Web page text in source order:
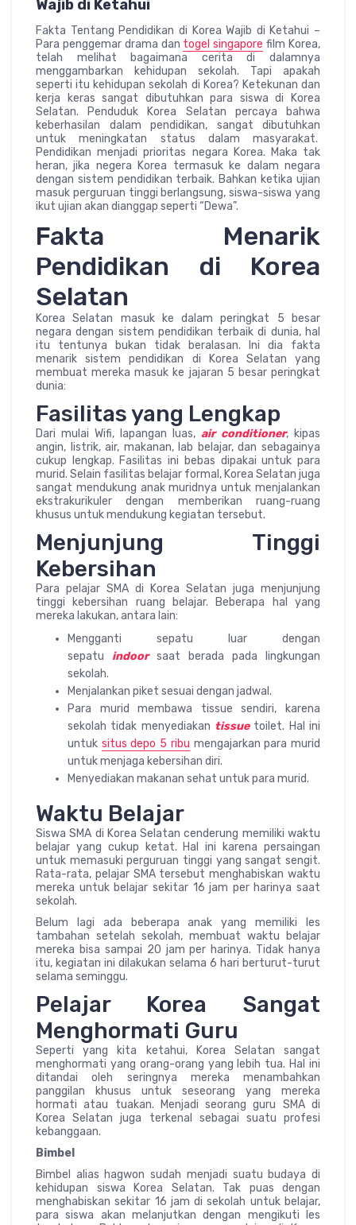
Wajib di Ketahui
Fakta Tentang Pendidikan di Korea Wajib di Ketahui –
Para penggemar drama dan togel singapore film Korea,
telah melihat bagaimana cerita di dalamnya
menggambarkan kehidupan sekolah. Tapi apakah
seperti itu kehidupan sekolah di Korea? Ketekunan dan
kerja keras sangat dibutuhkan para siswa di Korea
Selatan. Penduduk Korea Selatan percaya bahwa
keberhasilan dalam pendidikan, sangat dibutuhkan
untuk meningkatan status dalam masyarakat.
Pendidikan menjadi prioritas negara Korea. Maka tak
heran, jika negera Korea termasuk ke dalam negara
dengan sistem pendidikan terbaik. Bahkan ketika ujian
masuk perguruan tinggi berlangsung, siswa-siswa yang
ikut ujian akan dianggap seperti “Dewa”.
Fakta Menarik
Pendidikan di Korea
Selatan
Korea Selatan masuk ke dalam peringkat 5 besar
negara dengan sistem pendidikan terbaik di dunia, hal
itu tentunya bukan tidak beralasan. Ini dia fakta
menarik sistem pendidikan di Korea Selatan yang
membuat mereka masuk ke jajaran 5 besar peringkat
dunia:
Fasilitas yang Lengkap
Dari mulai Wifi, lapangan luas, air conditioner, kipas
angin, listrik, air, makanan, lab belajar, dan sebagainya
cukup lengkap. Fasilitas ini bebas dipakai untuk para
murid. Selain fasilitas belajar formal, Korea Selatan juga
sangat mendukung anak muridnya untuk menjalankan
ekstrakurikuler dengan memberikan ruang-ruang
khusus untuk mendukung kegiatan tersebut.
Menjunjung Tinggi
Kebersihan
Para pelajar SMA di Korea Selatan juga menjunjung
tinggi kebersihan ruang belajar. Beberapa hal yang
mereka lakukan, antara lain:
Mengganti sepatu luar dengan
sepatu indoor saat berada pada lingkungan
sekolah.
Menjalankan piket sesuai dengan jadwal.
Para murid membawa tissue sendiri, karena
sekolah tidak menyediakan tissue toilet. Hal ini
untuk situs depo 5 ribu mengajarkan para murid
untuk menjaga kebersihan diri.
Menyediakan makanan sehat untuk para murid.
Waktu Belajar
Siswa SMA di Korea Selatan cenderung memiliki waktu
belajar yang cukup ketat. Hal ini karena persaingan
untuk memasuki perguruan tinggi yang sangat sengit.
Rata-rata, pelajar SMA tersebut menghabiskan waktu
mereka untuk belajar sekitar 16 jam per harinya saat
sekolah.
Belum lagi ada beberapa anak yang memiliki les
tambahan setelah sekolah, membuat waktu belajar
mereka bisa sampai 20 jam per harinya. Tidak hanya
itu, kegiatan ini dilakukan selama 6 hari berturut-turut
selama seminggu.
Pelajar Korea Sangat
Menghormati Guru
Seperti yang kita ketahui, Korea Selatan sangat
menghormati yang orang-orang yang lebih tua. Hal ini
ditandai oleh seringnya mereka menambahkan
panggilan khusus untuk seseorang yang mereka
hormati atau tuakan. Menjadi seorang guru SMA di
Korea Selatan juga terkenal sebagai suatu profesi
kebanggaan.
Bimbel
Bimbel alias hagwon sudah menjadi suatu budaya di
kehidupan siswa Korea Selatan. Tak puas dengan
menghabiskan sekitar 16 jam di sekolah untuk belajar,
para siswa akan melanjutkan dengan mengikuti les